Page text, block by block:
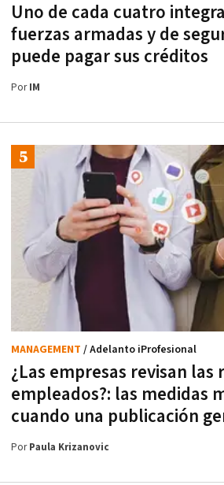
Uno de cada cuatro
fuerzas armadas y de
puede pagar sus créditos
PorIM
¿Las empresas revisan las
empleados?: las medidas
cuando una publicación
MANAGEMENT / Adelanto iProfesional
PorPaula Krizanovic